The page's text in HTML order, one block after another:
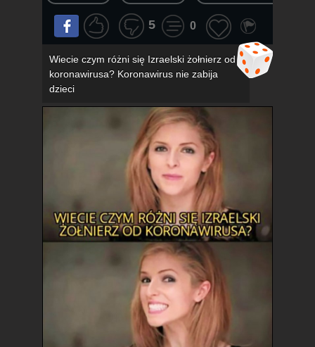
5 0
Wiecie czym różni się Izraelski żołnierz od
koronawirusa? Koronawirus nie zabija
dzieci